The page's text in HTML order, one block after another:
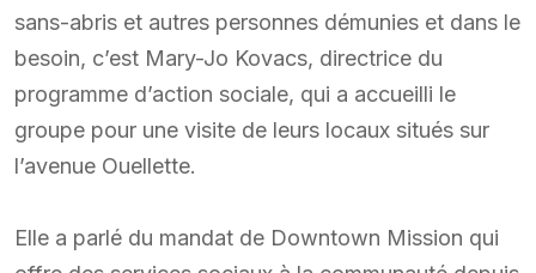
sans-abris et autres personnes démunies et dans le
besoin, c’est Mary-Jo Kovacs, directrice du
programme d’action sociale, qui a accueilli le
groupe pour une visite de leurs locaux situés sur
l’avenue Ouellette.
Elle a parlé du mandat de Downtown Mission qui